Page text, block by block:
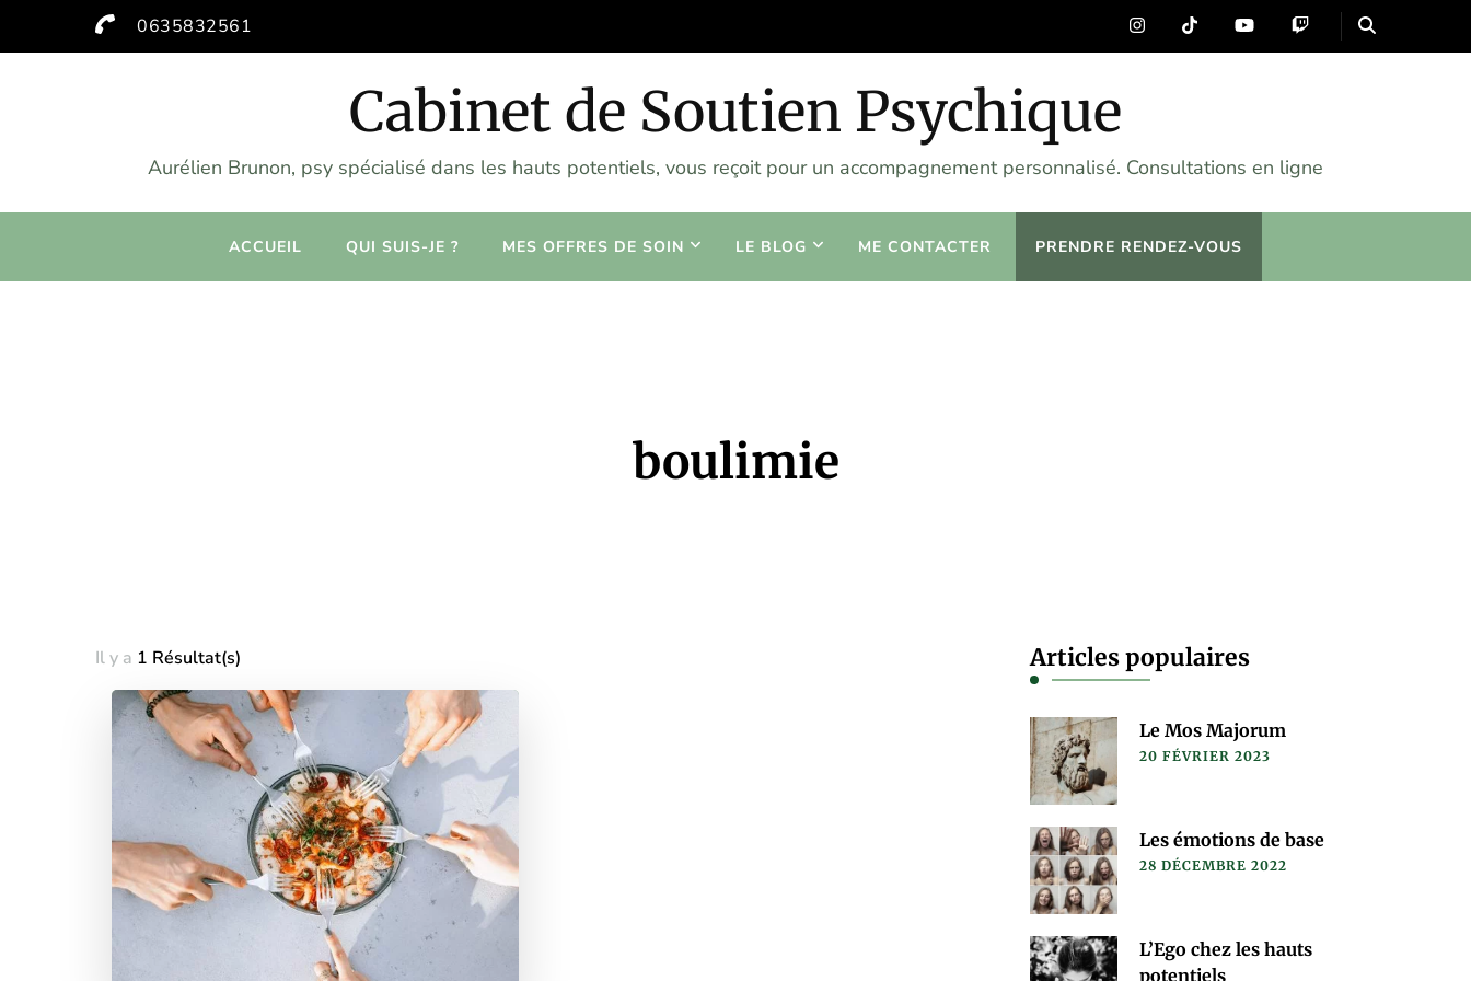
0635832561
Cabinet de Soutien Psychique
Aurélien Brunon, psy spécialisé dans les hauts potentiels, vous reçoit pour un accompagnement personnalisé. Consultations en ligne
ACCUEIL QUI SUIS-JE ? MES OFFRES DE SOIN LE BLOG ME CONTACTER PRENDRE RENDEZ-VOUS
boulimie
Il y a 1 Résultat(s) Articles populaires
Le Mos Majorum
20 FÉVRIER 2023
Les émotions de base
28 DÉCEMBRE 2022
L’Ego chez les hauts
potentiels